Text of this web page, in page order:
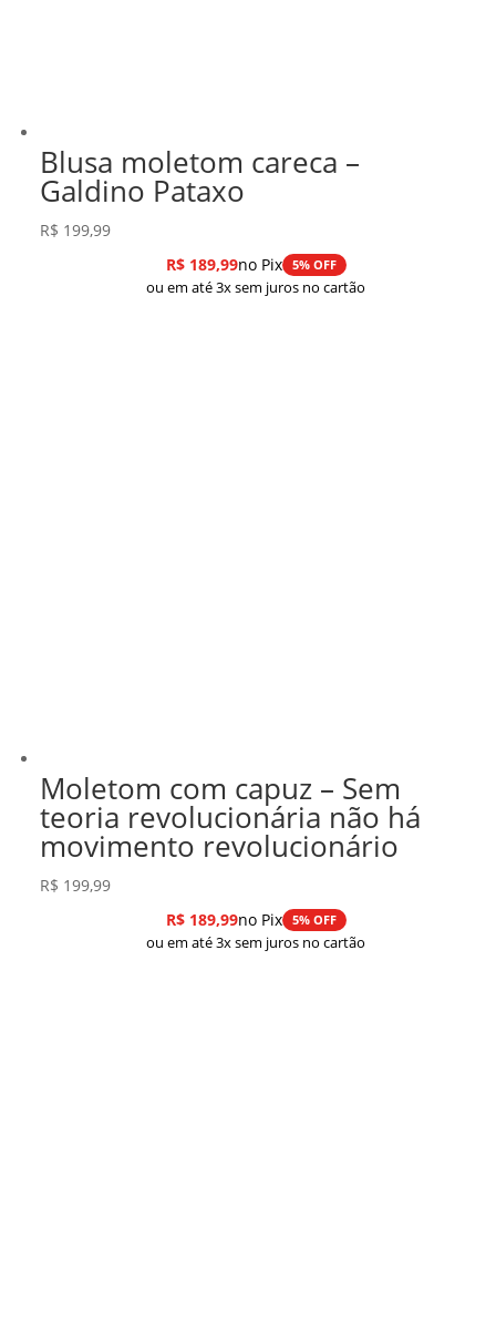
Blusa moletom careca –
Galdino Pataxo
R$ 199,99
R$189,99no Pix 5% OFF
ou em até 3x sem juros no cartão
Moletom com capuz – Sem
teoria revolucionária não há
movimento revolucionário
R$ 199,99
R$189,99no Pix 5% OFF
ou em até 3x sem juros no cartão